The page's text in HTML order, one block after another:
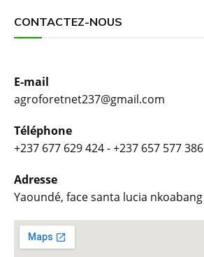
CONTACTEZ-NOUS
E-mail
agroforetnet237@gmail.com
Téléphone
+237 677 629 424 - +237 657 577 386
Adresse
Yaoundé, face santa lucia nkoabang